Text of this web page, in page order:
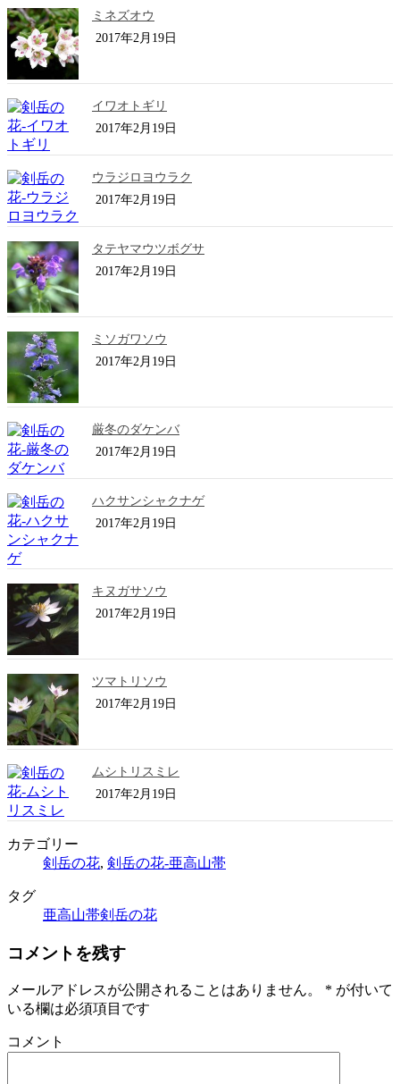
ミネズオウ
2017年2月19日
イワオトギリ
2017年2月19日
ウラジロヨウラク
2017年2月19日
タテヤマウツボグサ
2017年2月19日
ミソガワソウ
2017年2月19日
厳冬のダケンバ
2017年2月19日
ハクサンシャクナゲ
2017年2月19日
キヌガサソウ
2017年2月19日
ツマトリソウ
2017年2月19日
ムシトリスミレ
2017年2月19日
カテゴリー
剣岳の花, 剣岳の花-亜高山帯
タグ
亜高山帯剣岳の花
コメントを残す
メールアドレスが公開されることはありません。 * が付いて
いる欄は必須項目です
コメント